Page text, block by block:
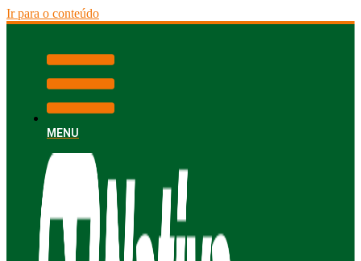
Ir para o conteúdo
MENU